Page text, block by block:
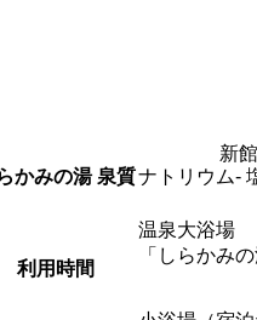
新
かみの湯 泉質ナトリウム-
利用時間
温泉大浴場
「しらかみの